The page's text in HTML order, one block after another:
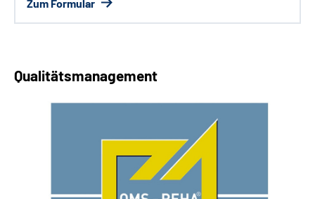
Zum Formular
Qualitätsmanagement